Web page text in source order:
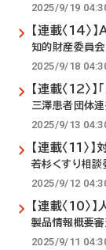
2025/9/19
【連載〈14
知的財産委員会
2025/9/18
【連載〈12〉
三澤患者団体
2025/9/13
【連載〈11〉
若杉くすり相談
2025/9/12
【連載〈10〉
製品情報概要審
2025/9/11